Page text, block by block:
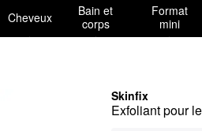
Cheveux
Bain et
corps
Format
mini
Skinfix
Exfoliant pour